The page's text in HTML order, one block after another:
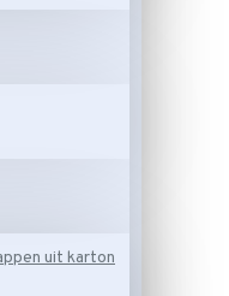
uit karton